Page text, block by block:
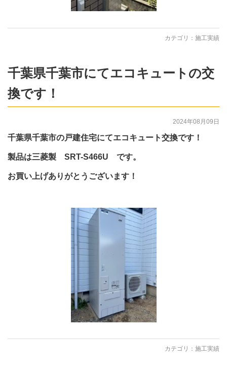
カテゴリ： 施工実績
千葉県千葉市にてエコキュートの交
換です！
2024年08月09日
千葉県千葉市の戸建住宅にてエコキュート交換です！
製品は三菱製 SRT-S466U です。
お買い上げありがとうございます！
カテゴリ： 施工実績